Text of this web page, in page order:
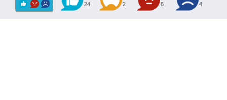
24 2 6 4